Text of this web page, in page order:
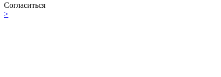
Согласиться
>